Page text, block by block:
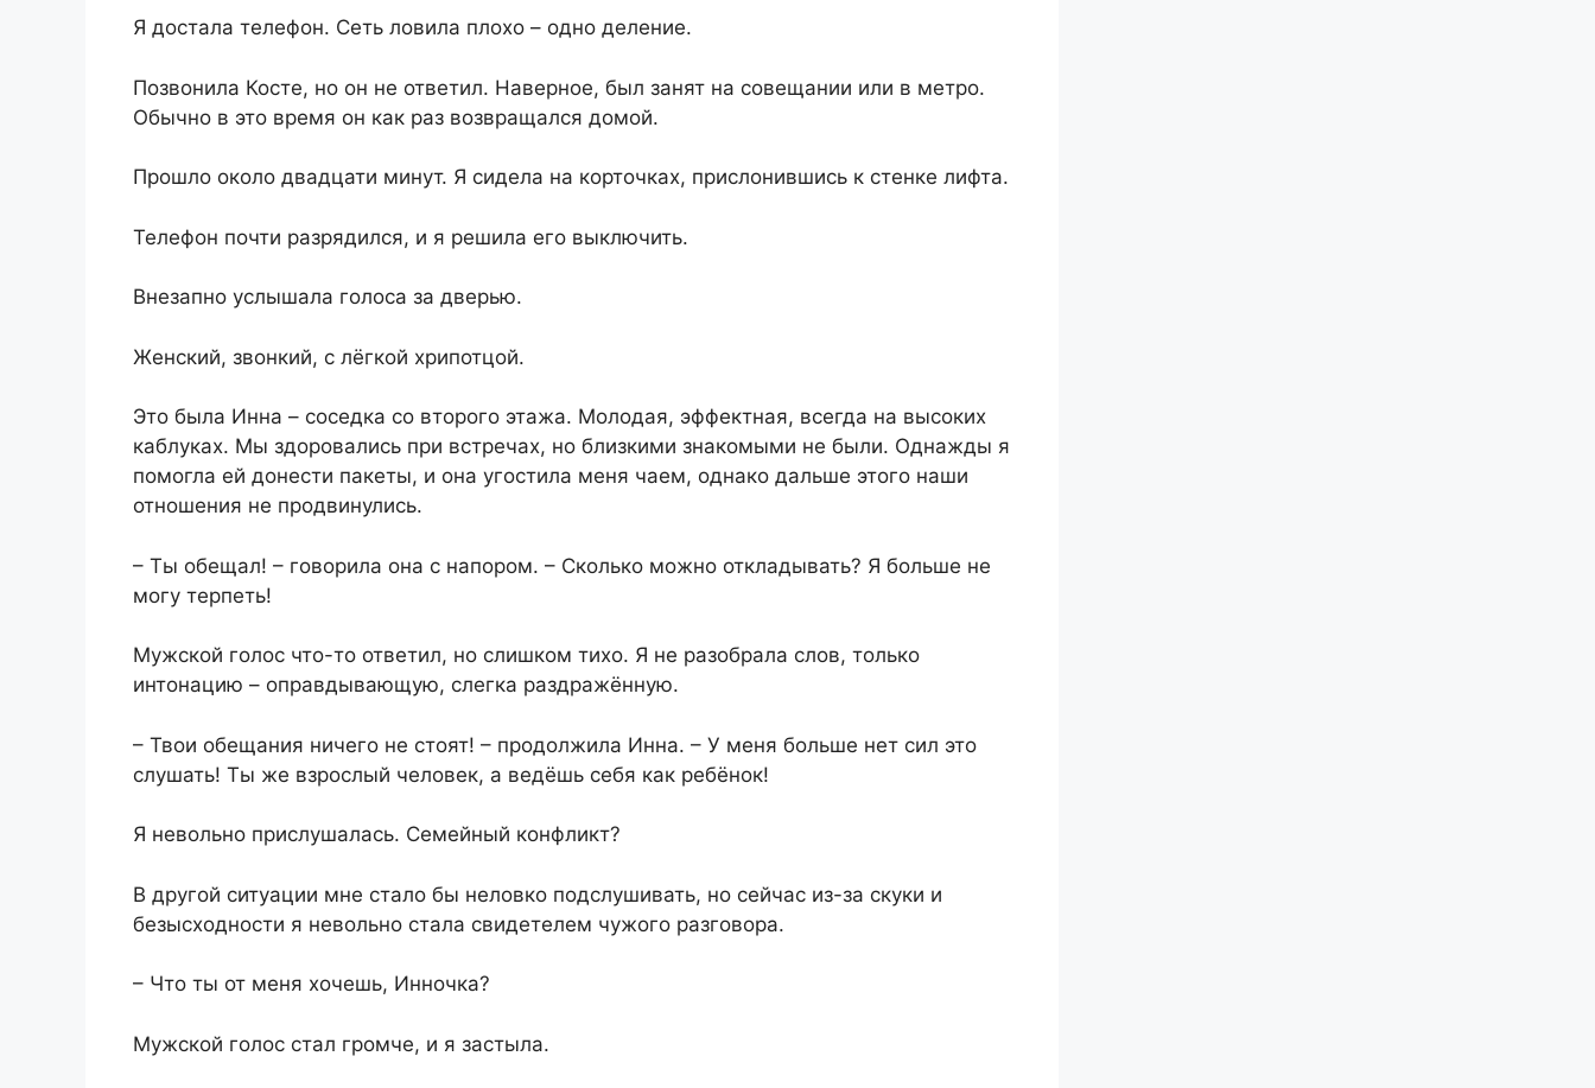
Я достала телефон. Сеть ловила плохо – одно деление.
Позвонила Косте, но он не ответил. Наверное, был занят на совещании или в метро.
Обычно в это время он как раз возвращался домой.
Прошло около двадцати минут. Я сидела на корточках, прислонившись к стенке лифта.
Телефон почти разрядился, и я решила его выключить.
Внезапно услышала голоса за дверью.
Женский, звонкий, с лёгкой хрипотцой.
Это была Инна – соседка со второго этажа. Молодая, эффектная, всегда на высоких
каблуках. Мы здоровались при встречах, но близкими знакомыми не были. Однажды я
помогла ей донести пакеты, и она угостила меня чаем, однако дальше этого наши
отношения не продвинулись.
– Ты обещал! – говорила она с напором. – Сколько можно откладывать? Я больше не
могу терпеть!
Мужской голос что-то ответил, но слишком тихо. Я не разобрала слов, только
интонацию – оправдывающую, слегка раздражённую.
– Твои обещания ничего не стоят! – продолжила Инна. – У меня больше нет сил это
слушать! Ты же взрослый человек, а ведёшь себя как ребёнок!
Я невольно прислушалась. Семейный конфликт?
В другой ситуации мне стало бы неловко подслушивать, но сейчас из-за скуки и
безысходности я невольно стала свидетелем чужого разговора.
– Что ты от меня хочешь, Инночка?
Мужской голос стал громче, и я застыла.